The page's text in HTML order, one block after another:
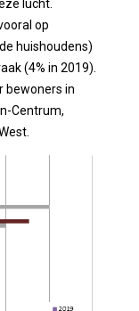
lucht.
op
huishoudens)
(4% in 2019).
bewoners in
Centrum,